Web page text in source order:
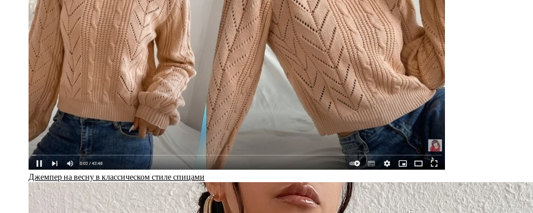
Джемпер на весну в классическом стиле спицами